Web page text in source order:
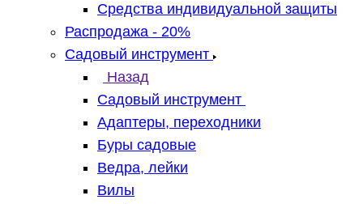
Средства индивидуальной защиты
Распродажа - 20%
Садовый инструмент
Назад
Садовый инструмент
Адаптеры, переходники
Буры садовые
Ведра, лейки
Вилы